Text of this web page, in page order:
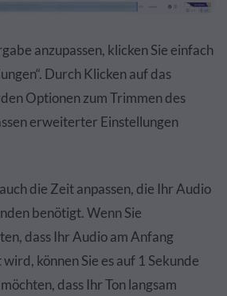
anzupassen, klicken Sie einfach
Durch Klicken auf das
Optionen zum Trimmen des
erweiterter Einstellungen
die Zeit anpassen, die Ihr Audio
benötigt. Wenn Sie
dass Ihr Audio am Anfang
können Sie es auf 1 Sekunde
dass Ihr Ton langsam